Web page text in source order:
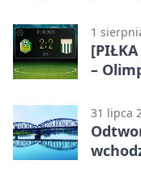
1
–
31 lipca